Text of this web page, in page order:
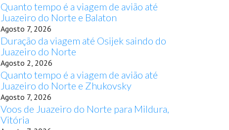
Quanto tempo é a viagem de avião até
Juazeiro do Norte e Balaton
Agosto 7, 2026
Duração da viagem até Osijek saindo do
Juazeiro do Norte
Agosto 2, 2026
Quanto tempo é a viagem de avião até
Juazeiro do Norte e Zhukovsky
Agosto 7, 2026
Voos de Juazeiro do Norte para Mildura,
Vitória